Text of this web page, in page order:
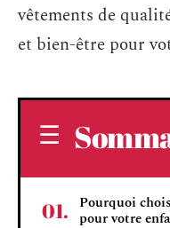
vêtements de
et bien-être pour
Pourquoi
pour votre